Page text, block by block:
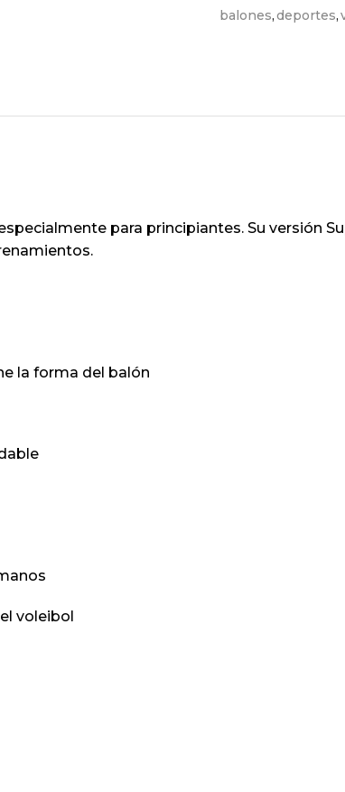
balones,deportes,
para principiantes. Su versión
la forma del balón
voleibol